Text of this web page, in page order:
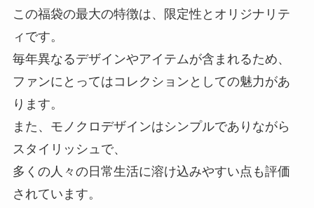
この福袋の最大の特徴は、限定性とオリジナリテ
ィです。
毎年異なるデザインやアイテムが含まれるため、
ファンにとってはコレクションとしての魅力があ
ります。
また、モノクロデザインはシンプルでありながら
スタイリッシュで、
多くの人々の日常生活に溶け込みやすい点も評価
されています。